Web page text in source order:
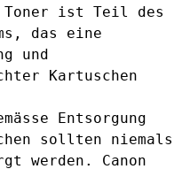
Toner ist Teil des
das eine
und
Kartuschen
Entsorgung
sollten niemals
werden. Canon